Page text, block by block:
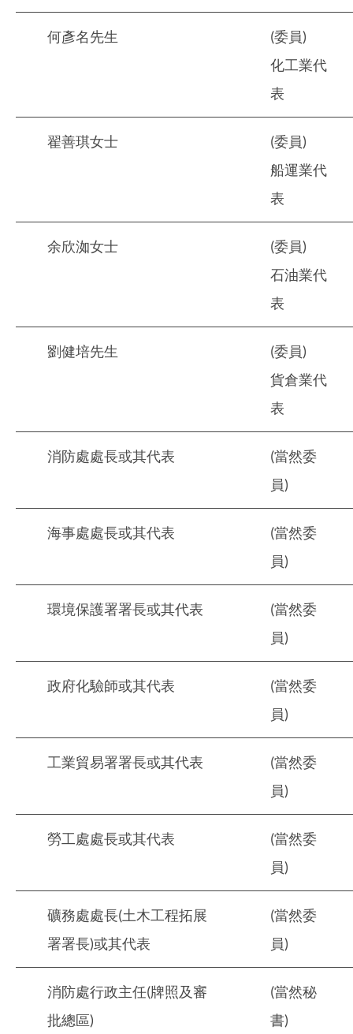
何彥名先生
(委員)
化工業代
表
翟善琪女士
(委員)
船運業代
表
余欣洳女士
(委員)
石油業代
表
劉健培先生
(委員)
貨倉業代
表
消防處處長或其代表
(當然委
員)
海事處處長或其代表
(當然委
員)
環境保護署署長或其代表
(當然委
員)
政府化驗師或其代表
(當然委
員)
工業貿易署署長或其代表
(當然委
員)
勞工處處長或其代表
(當然委
員)
礦務處處長(土木工程拓展
署署長)或其代表
(當然委
員)
消防處行政主任(牌照及審
批總區)
(當然秘
書)